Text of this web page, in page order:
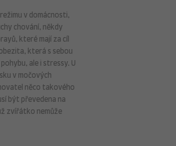
v domácnosti,
chování, někdy
které mají za cíl
která s sebou
ale i stressy. U
v močových
něco takového
být převedena na
zvířátko nemůže